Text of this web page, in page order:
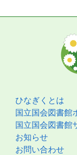
ひなぎくとは
国立国会図書館
国立国会図書館
お知らせ
お問い合わせ